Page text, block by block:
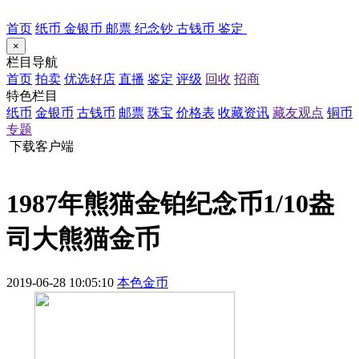
首页 纸币 金银币 邮票 纪念钞 古钱币 鉴定
×
栏目导航
首页 拍卖 优选好店 直播 鉴定 评级 回收 招商
特色栏目
纸币 金银币 古钱币 邮票 珠宝 价格表 收藏资讯 藏友观点 铜币
专题
下载客户端
1987年熊猫金铂纪念币1/10盎
司大熊猫金币
2019-06-28 10:05:10 本色金币